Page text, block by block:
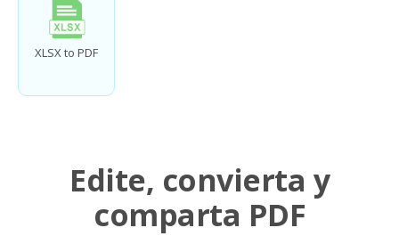
XLSX to PDF
Edite, convierta y
comparta PDF